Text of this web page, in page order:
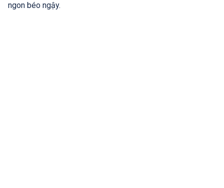
ngon béo ngậy.